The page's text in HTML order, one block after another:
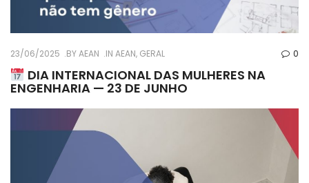
23/06/2025 BYAEAN IN AEAN, GERAL 0
DIA INTERNACIONAL DAS MULHERES NA
ENGENHARIA — 23 DE JUNHO